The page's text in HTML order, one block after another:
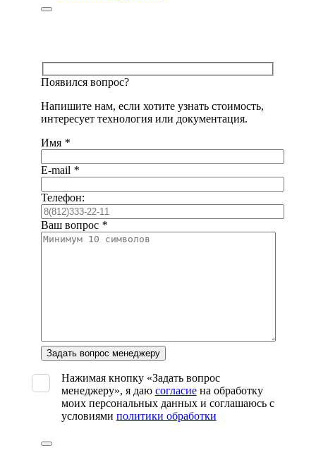
Появился вопрос?
Напишите нам, если хотите узнать стоимость,
интересует технология или документация.
Имя *
E-mail *
Телефон:
Ваш вопрос *
Оставьте
это
поле
пустым.
Нажимая кнопку «Задать вопрос
менеджеру», я даю согласиена обработку
моих персональных данных и соглашаюсь с
условиями политики обработки